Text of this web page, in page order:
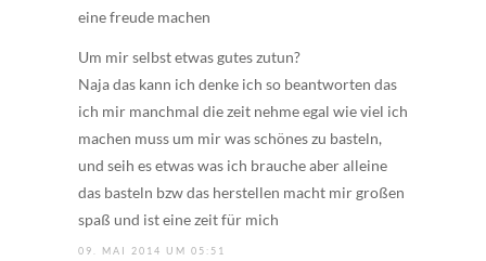
eine freude machen
Um mir selbst etwas gutes zutun?
Naja das kann ich denke ich so beantworten das
ich mir manchmal die zeit nehme egal wie viel ich
machen muss um mir was schönes zu basteln,
und seih es etwas was ich brauche aber alleine
das basteln bzw das herstellen macht mir großen
spaß und ist eine zeit für mich
09. MAI 2014 UM 05:51